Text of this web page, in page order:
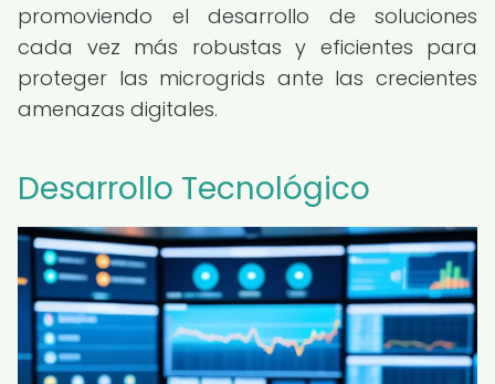
promoviendo el desarrollo de soluciones
cada vez más robustas y eficientes para
proteger las microgrids ante las crecientes
amenazas digitales.
Desarrollo Tecnológico